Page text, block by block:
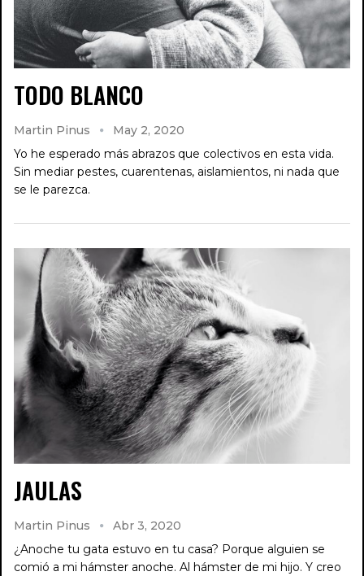
TODO BLANCO
Martin Pinus
May 2, 2020
Yo he esperado más abrazos que colectivos en esta vida.
Sin mediar pestes, cuarentenas, aislamientos, ni nada que
se le parezca.
JAULAS
Martin Pinus
Abr 3, 2020
¿Anoche tu gata estuvo en tu casa? Porque alguien se
comió a mi hámster anoche. Al hámster de mi hijo. Y creo